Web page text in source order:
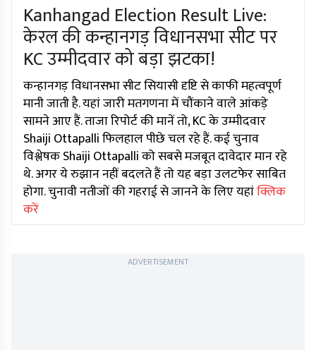
Kanhangad Election Result Live:
केरल की कन्हानगड़ विधानसभा सीट पर
KC उम्मीदवार को बड़ा झटका!
कन्हानगड़ विधानसभा सीट सियासी दृष्टि से काफी महत्वपूर्ण
मानी जाती है. यहां जारी मतगणना में चौंकाने वाले आंकड़े
सामने आए हैं. ताजा रिपोर्ट की मानें तो, KC के उम्मीदवार
Shaiji Ottapalli फिलहाल पीछे चल रहे हैं. कई चुनाव
विश्लेषक Shaiji Ottapalli को सबसे मजबूत दावेदार मान रहे
थे. अगर ये रुझान नहीं बदलते हैं तो यह बड़ा उलटफेर साबित
होगा. चुनावी नतीजों की गहराई से जानने के लिए यहांक्लिक
करें
ADVERTISEMENT